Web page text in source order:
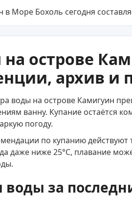
Море Бохоль сегодня
острове
архив и
воды на острове Камигуин
ванну. Купание остаётся
погоду.
по купанию
даже ниже 25°C, плавание
за